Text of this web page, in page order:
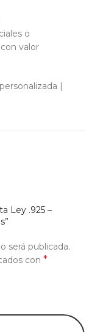
o
valor
|
Ley .925 –
será publicada.
con *